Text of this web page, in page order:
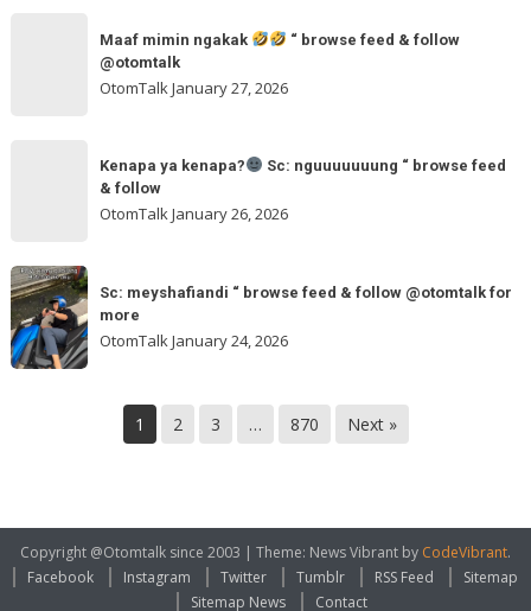
follow
@otomtalk
Maaf mimin ngakak
“ browse feed & follow
@otomtalk
OtomTalkJanuary 27, 2026
Sc:
nguuuuuuung
“
browse
Kenapa ya kenapa?
Sc: nguuuuuuung “ browse feed
& follow
OtomTalkJanuary 26, 2026
Sc:
meyshafiandi
“
browse
more
Sc: meyshafiandi “ browse feed & follow @otomtalk for
more
OtomTalk January 24, 2026
1 2 3 … 870 Next »
Copyright @Otomtalk since 2003 | Theme: News Vibrant by CodeVibrant.
Facebook
Instagram Twitter Tumblr RSS Feed
Sitemap
Sitemap News
Contact